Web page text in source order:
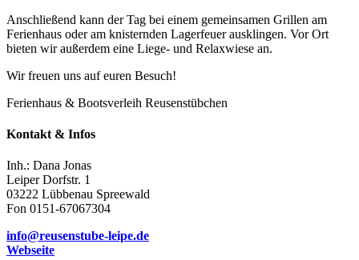
Anschließend kann der Tag bei einem gemeinsamen Grillen am
Ferienhaus oder am knisternden Lagerfeuer ausklingen. Vor Ort
bieten wir außerdem eine Liege- und Relaxwiese an.
Wir freuen uns auf euren Besuch!
Ferienhaus & Bootsverleih Reusenstübchen
Kontakt & Infos
Inh.: Dana Jonas
Leiper Dorfstr. 1
03222 Lübbenau Spreewald
Fon 0151-67067304
info@reusenstube-leipe.de
Webseite